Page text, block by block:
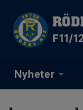
Nyheter
F11/